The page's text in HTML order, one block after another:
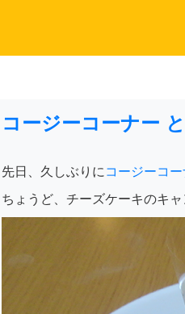
コージーコーナー
先日、久しぶりに コージーコー
ちょうど、チーズケーキのキ